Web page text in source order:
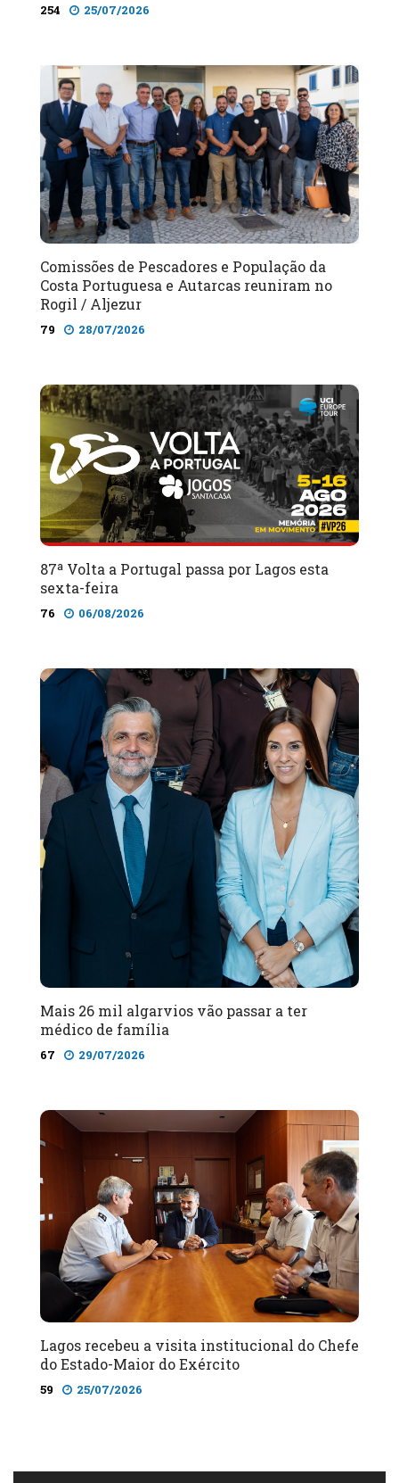
254 25/07/2026
Comissões de Pescadores e População da
Costa Portuguesa e Autarcas reuniram no
Rogil / Aljezur
79 28/07/2026
87ª Volta a Portugal passa por Lagos esta
sexta-feira
76 06/08/2026
Mais 26 mil algarvios vão passar a ter
médico de família
67 29/07/2026
Lagos recebeu a visita institucional do Chefe
do Estado-Maior do Exército
59 25/07/2026